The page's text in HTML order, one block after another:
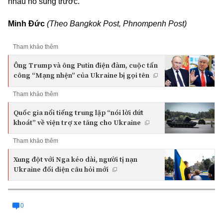
Minh Đức (Theo Bangkok Post, Phnompenh Post)
Tham khảo thêm
Ông Trump và ông Putin điện đàm, cuộc tấn
công “Mạng nhện” của Ukraine bị gọi tên
Tham khảo thêm
Quốc gia nổi tiếng trung lập “nói lời dứt
khoát” về viện trợ xe tăng cho Ukraine
Tham khảo thêm
Xung đột với Nga kéo dài, người tị nạn
Ukraine đối diện câu hỏi mới
0